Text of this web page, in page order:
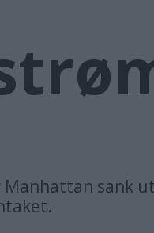
Manhattan sank